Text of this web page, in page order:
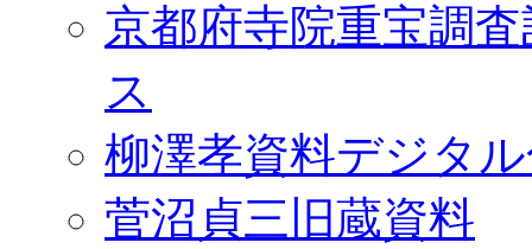
京都府寺院重宝調
ス
柳澤孝資料デジタ
菅沼貞三旧蔵資料